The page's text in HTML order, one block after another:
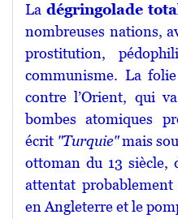
La dégringolade
nombreuses nations,
prostitution,
communisme. La
contre l’Orient, qui
bombes atomiques
écrit "Turquie"mais
ottoman du 13 siècle,
attentat
en Angleterre et le